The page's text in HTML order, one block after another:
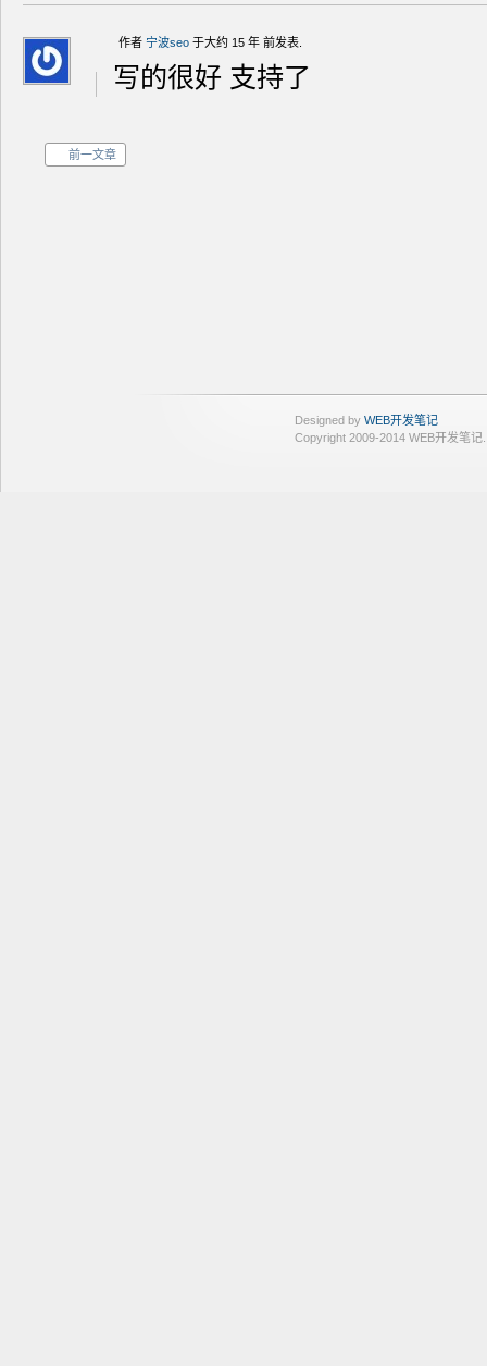
作者 宁波seo 于大约 15 年 前发表.
写的很好 支持了
前一文章
Designed by WEB开发笔记
Copyright 2009-2014 WEB开发笔